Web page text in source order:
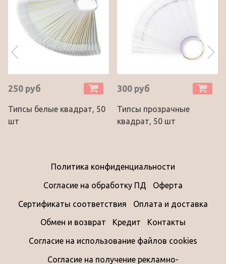
250 руб
Типсы белые квадрат, 50
шт
300 руб
Типсы прозрачные
квадрат, 50 шт
Политика конфиденциальности
Согласие на обработку ПД Оферта
Сертификаты соответствия Оплата и доставка
Обмен и возврат Кредит Контакты
Согласие на использование файлов cookies
Согласие на получение рекламно-